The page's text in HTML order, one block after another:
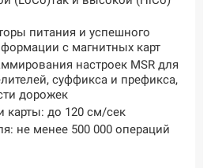
питания и успешного
с магнитных карт
настроек MSR для
суффикса и префикса,
дорожек
карты: до 120 см/сек
не менее 500 000 операций